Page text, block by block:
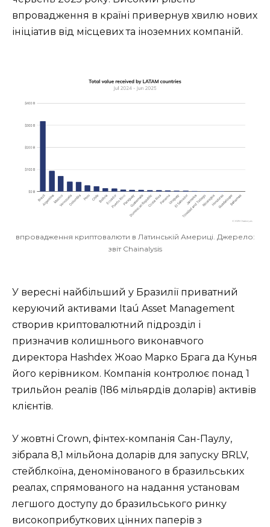
впровадження в країні привернув хвилю нових
ініціатив від місцевих та іноземних компаній.
впровадження криптовалюти в Латинській Америці. Джерело:
звіт Chainalysis
У вересні найбільший у Бразилії приватний
керуючий активами Itaú Asset Management
створив криптовалютний підрозділ і
призначив колишнього виконавчого
директора Hashdex Жоао Марко Брага да Кунья
його керівником. Компанія контролює понад 1
трильйон реалів (186 мільярдів доларів) активів
клієнтів.
У жовтні Crown, фінтех-компанія Сан-Паулу,
зібрала 8,1 мільйона доларів для запуску BRLV,
стейблкоїна, деномінованого в бразильських
реалах, спрямованого на надання установам
легшого доступу до бразильського ринку
високоприбуткових цінних паперів з